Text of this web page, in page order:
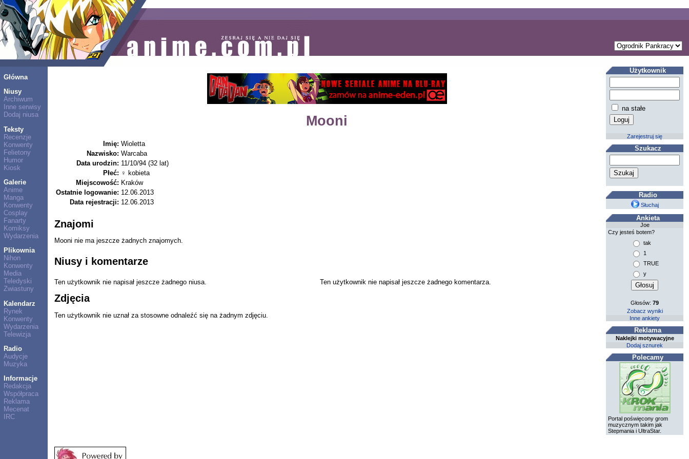
Główna
Niusy
Archiwum
Inne serwisy
Dodaj niusa
Teksty
Recenzje
Konwenty
Felietony
Humor
Kiosk
Galerie
Anime
Manga
Konwenty
Cosplay
Fanarty
Komiksy
Wydarzenia
Plikownia
Nihon
Konwenty
Media
Teledyski
Zwiastuny
Kalendarz
Rynek
Konwenty
Wydarzenia
Telewizja
Radio
Audycje
Muzyka
Informacje
Redakcja
Współpraca
Reklama
Mecenat
IRC
Mooni
Imię: Wioletta
Nazwisko: Warcaba
Data urodzin: 11/10/94 (32 lat)
Płeć: ♀ kobieta
Miejscowość: Kraków
Ostatnie logowanie: 12.06.2013
Data rejestracji: 12.06.2013
Znajomi
Mooni nie ma jeszcze żadnych znajomych.
Niusy i komentarze
Ten użytkownik nie napisał jeszcze żadnego niusa. Ten użytkownik nie napisał jeszcze żadnego komentarza.
Zdjęcia
Ten użytkownik nie uznał za stosowne odnaleźć się na żadnym zdjęciu.
Użytkownik
na stałe
Zarejestruj się
Szukacz
Radio
Słuchaj
Ankieta
Joe
Czy jesteś botem?
tak
1
TRUE
y
Głosów:79
Zobacz wyniki
Inne ankiety
Reklama
Naklejki motywacyjne
Dodaj sznurek
Polecamy
Portal poświęcony grom
muzycznym takim jak
Stepmania i UltraStar.